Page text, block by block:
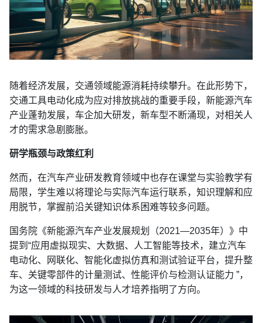
随着经济发展，交通领域能源消耗持续攀升。在此形势下，
交通工具电动化成为应对排放挑战的重要手段，新能源汽车
产业蓬勃发展，车企加大研发，新车型不断涌现，对相关人
才的需求急剧膨胀。
研学瓶颈与政策红利
然而，在汽车产业研发教育领域中也存在课堂与实验教学有
局限，学生难以将理论与实际汽车运行联系，知识理解和应
用脱节，掌握前沿关键知识体系困难等较多问题。
国务院《新能源汽车产业发展规划（2021—2035年）》中
提到“应用虚拟现实、大数据、人工智能等技术，建立汽车
电动化、网联化、智能化虚拟仿真和测试验证平台，提升整
车、关键零部件的计量测试、性能评价与检测认证能力 ”，
为这一领域的科技研发与人才培养指明了方向。